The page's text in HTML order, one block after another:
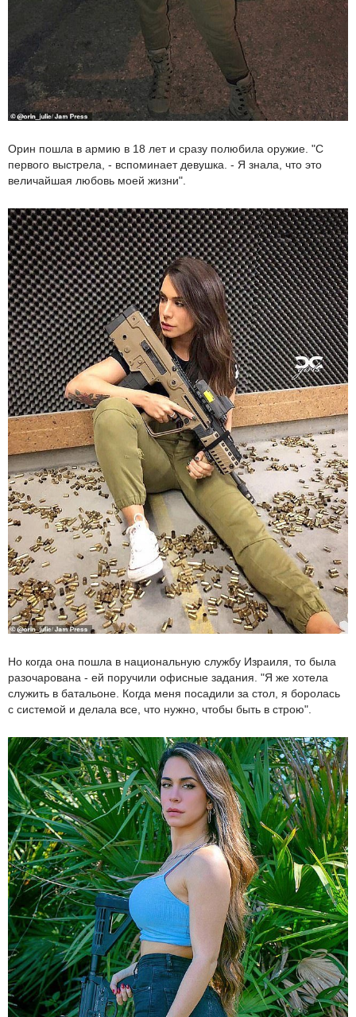
Орин пошла в армию в 18 лет и сразу полюбила оружие. "С
первого выстрела, - вспоминает девушка. - Я знала, что это
величайшая любовь моей жизни".
Но когда она пошла в национальную службу Израиля, то была
разочарована - ей поручили офисные задания. "Я же хотела
служить в батальоне. Когда меня посадили за стол, я боролась
с системой и делала все, что нужно, чтобы быть в строю".